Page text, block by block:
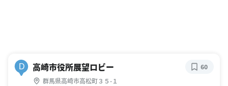
D 高崎市役所展望ロビー
群馬県高崎市高松町３５-１
60